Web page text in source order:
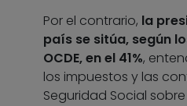
Por el contrario, la
país se sitúa, según
OCDE, en el 41%,
los impuestos y las
Seguridad Social